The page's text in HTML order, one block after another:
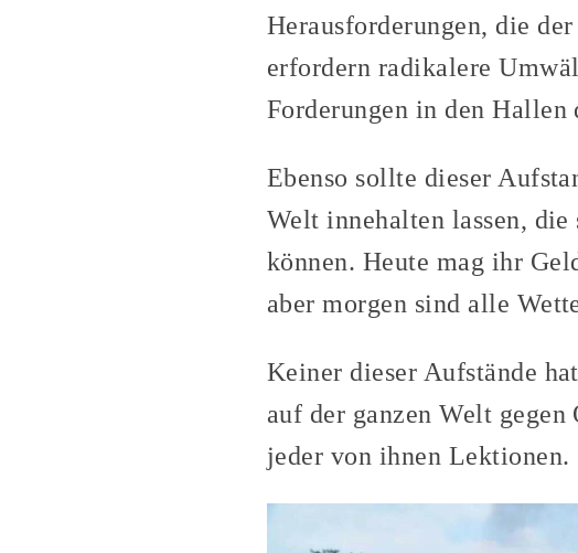
Herausforderungen, die
erfordern radikalere
Forderungen in den
Ebenso sollte dieser
Welt innehalten lassen,
können. Heute mag ihr
aber morgen sind alle
Keiner dieser Aufstände
auf der ganzen Welt
jeder von ihnen Lektionen.